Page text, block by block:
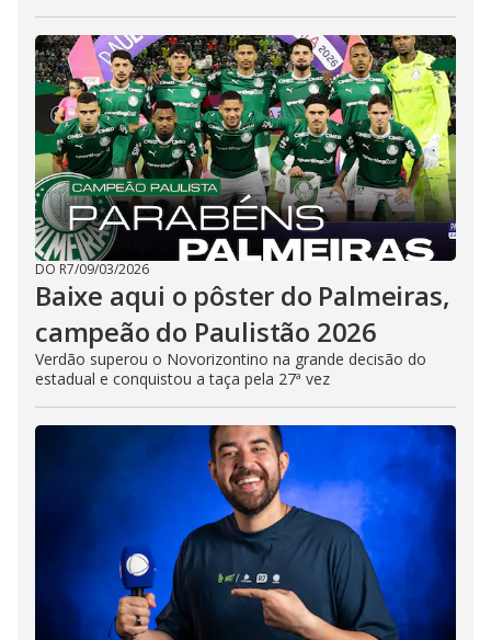
DO R7/09/03/2026
Baixe aqui o pôster do Palmeiras,
campeão do Paulistão 2026
Verdão superou o Novorizontino na grande decisão do
estadual e conquistou a taça pela 27ª vez